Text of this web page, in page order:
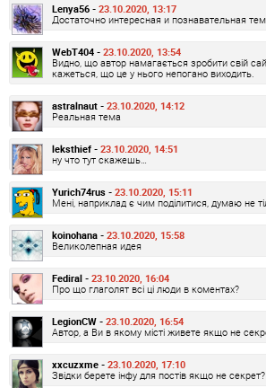
Lenya56 - 23.10.2020, 13:17
Достаточно интересная и познавательная
WebT404 - 23.10.2020, 13:54
Видно, що автор намагається зробити свій
кажеться, що це у нього непогано виходить.
astralnaut - 23.10.2020, 14:12
Реальная тема
leksthief - 23.10.2020, 14:51
ну что тут скажешь…
Yurich74rus - 23.10.2020, 15:11
Мені, наприклад є чим поділитися, думаю не
koinohana - 23.10.2020, 15:58
Великолепная идея
Fediral - 23.10.2020, 16:04
Про що глаголят всі ці люди в коментах?
LegionCW - 23.10.2020, 16:54
Автор, а Ви в якому місті живете якщо не
xxcuzxme - 23.10.2020, 17:10
Звідки берете інфу для постів якщо не секрет?